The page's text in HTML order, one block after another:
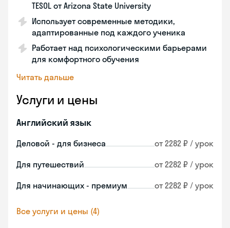
TESOL от Arizona State University
Использует современные методики,
адаптированные под каждого ученика
Работает над психологическими барьерами
для комфортного обучения
Читать дальше
Услуги и цены
Английский язык
Деловой - для бизнеса от 2282 ₽ / урок
Для путешествий от 2282 ₽ / урок
Для начинающих - премиум от 2282 ₽ / урок
Все услуги и цены (4)